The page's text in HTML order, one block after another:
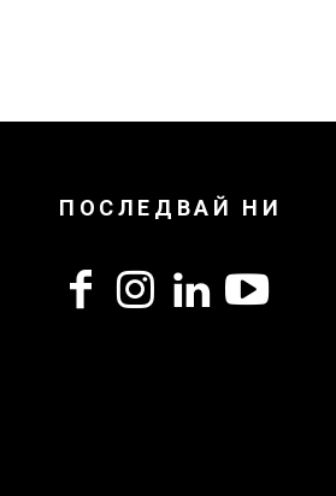
ПОСЛЕДВАЙ НИ